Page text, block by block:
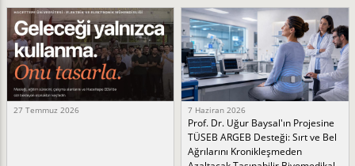
27 Temmuz 2026 7 Haziran 2026
Prof. Dr. Uğur Baysal'ın Projesine
TÜSEB ARGEB Desteği: Sırt ve Bel
Ağrılarını Kronikleşmeden